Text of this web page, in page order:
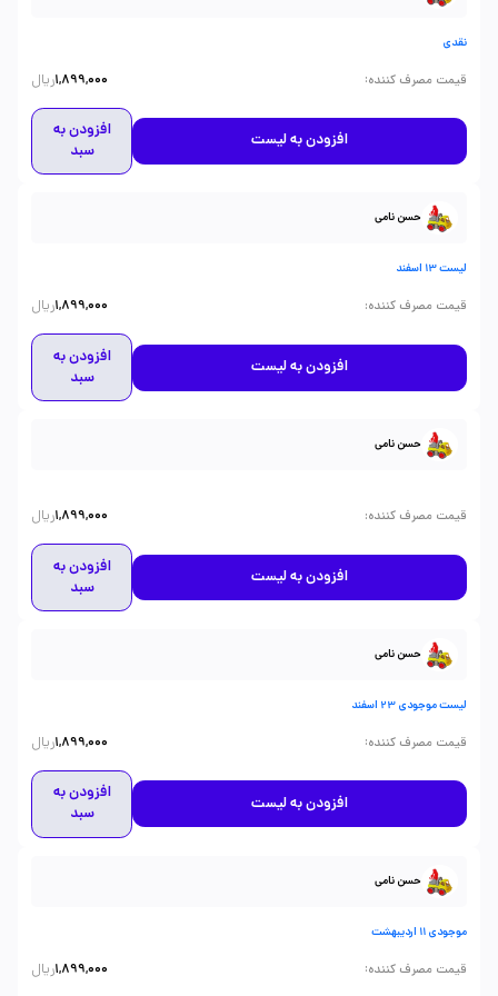
نقدی
قیمت مصرف کننده:
1,899,000ریال
افزودن به لیست
افزودن به
سبد
حسن نامی
لیست 13 اسفند
قیمت مصرف کننده:
1,899,000ریال
افزودن به لیست
افزودن به
سبد
حسن نامی
قیمت مصرف کننده:
1,899,000ریال
افزودن به لیست
افزودن به
سبد
حسن نامی
لیست موجودی 23 اسفند
قیمت مصرف کننده:
1,899,000ریال
افزودن به لیست
افزودن به
سبد
حسن نامی
موجودی 11 اردیبهشت
قیمت مصرف کننده:
1,899,000ریال